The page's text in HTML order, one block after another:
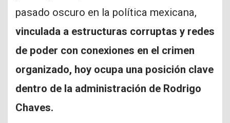
pasado oscuro en la política mexicana,
vinculada a estructuras corruptas y redes
de poder con conexiones en el crimen
organizado, hoy ocupa una posición clave
dentro de la administración de Rodrigo
Chaves.